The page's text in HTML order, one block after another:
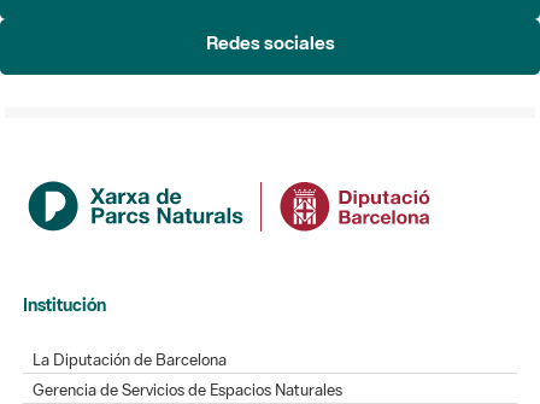
Redes sociales
Institución
La Diputación de Barcelona
Gerencia de Servicios de Espacios Naturales